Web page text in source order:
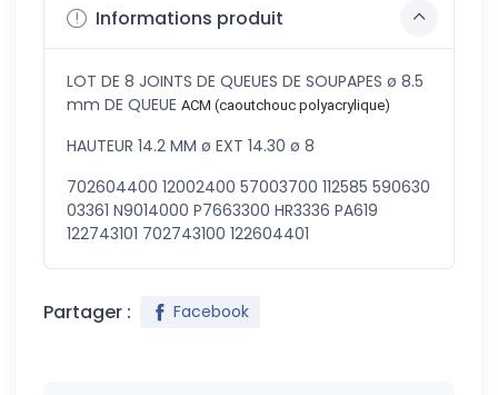
Informations produit
LOT DE 8 JOINTS DE QUEUES DE SOUPAPES ø 8.5
mm DE QUEUE ACM (caoutchouc polyacrylique)
HAUTEUR 14.2 MM ø EXT 14.30 ø 8
702604400 12002400 57003700 112585 590630
03361 N9014000 P7663300 HR3336 PA619
122743101 702743100 122604401
Partager : Facebook